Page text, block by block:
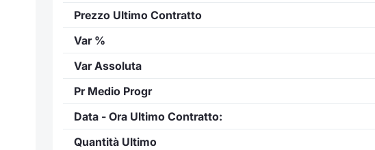
Prezzo Ultimo Contratto
Var %
Var Assoluta
Pr Medio Progr
Data - Ora Ultimo Contratto:
Quantità Ultimo